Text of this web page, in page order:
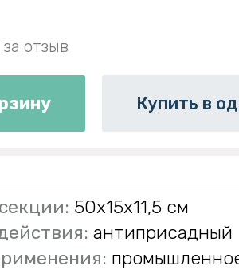
отзыв
Купить в
50х15х11,5 см
антиприсадный